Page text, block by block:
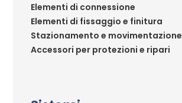
Elementi di connessione
Elementi di fissaggio e finitura
Stazionamento e movimentazione
Accessori per protezioni e ripari